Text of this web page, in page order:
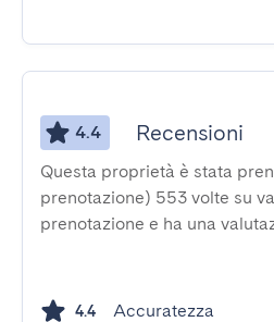
4.4 Recensioni
Questa proprietà è stata
prenotazione) 553 volte su
prenotazione e ha una
4.4 Accuratezza